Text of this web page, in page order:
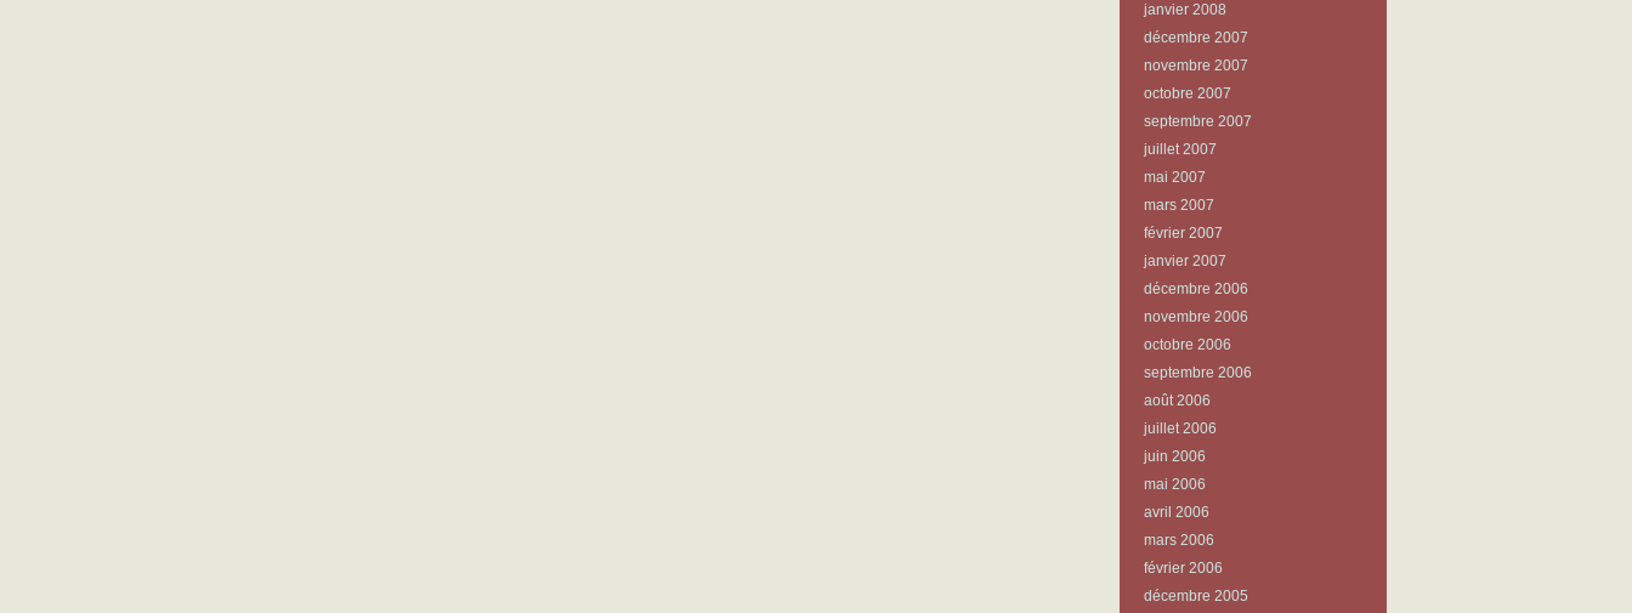
janvier 2008
décembre 2007
novembre 2007
octobre 2007
septembre 2007
juillet 2007
mai 2007
mars 2007
février 2007
janvier 2007
décembre 2006
novembre 2006
octobre 2006
septembre 2006
août 2006
juillet 2006
juin 2006
mai 2006
avril 2006
mars 2006
février 2006
décembre 2005